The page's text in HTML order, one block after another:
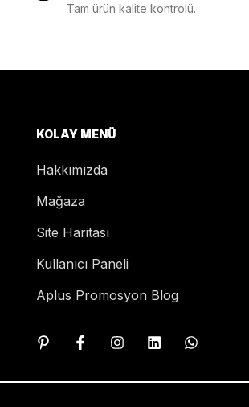
Tam ürün kalite kontrolü.
KOLAY MENÜ
Hakkımızda
Mağaza
Site Haritası
Kullanıcı Paneli
Aplus Promosyon Blog